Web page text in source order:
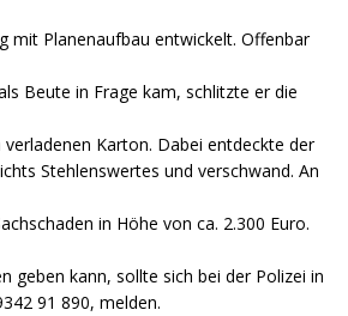
mit Planenaufbau entwickelt. Offenbar
Beute in Frage kam, schlitzte er die
Karton. Dabei entdeckte der
Stehlenswertes und verschwand. An
in Höhe von ca. 2.300 Euro.
geben kann, sollte sich bei der Polizei in
91 890, melden.